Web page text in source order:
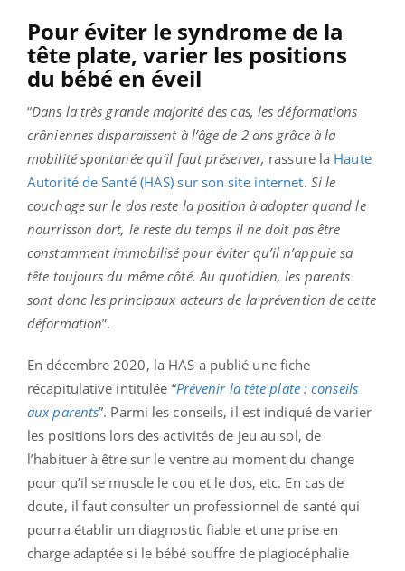
Pour éviter le syndrome de la
tête plate, varier les positions
du bébé en éveil
“Dans la très grande majorité des cas, les déformations
crâniennes disparaissent à l’âge de 2 ans grâce à la
mobilité spontanée qu’il faut préserver, rassure la Haute
Autorité de Santé (HAS) sur son site internet. Si le
couchage sur le dos reste la position à adopter quand le
nourrisson dort, le reste du temps il ne doit pas être
constamment immobilisé pour éviter qu’il n’appuie sa
tête toujours du même côté. Au quotidien, les parents
sont donc les principaux acteurs de la prévention de cette
déformation”.
En décembre 2020, la HAS a publié une fiche
récapitulative intitulée “Prévenir la tête plate : conseils
aux parents”. Parmi les conseils, il est indiqué de varier
les positions lors des activités de jeu au sol, de
l’habituer à être sur le ventre au moment du change
pour qu’il se muscle le cou et le dos, etc. En cas de
doute, il faut consulter un professionnel de santé qui
pourra établir un diagnostic fiable et une prise en
charge adaptée si le bébé souffre de plagiocéphalie